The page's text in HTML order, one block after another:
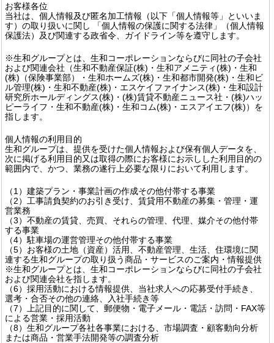
お客様各位
当社は、個人情報及び匿名加工情報（以下「個人情報等」といいま
す）の取り扱いに関し 「個人情報の保護に関する法律」（個人情報
保護法）及び関連する政省令、ガイドライン等を遵守します。
※生和グループとは、生和コーポレーションならびに同社の子会社
および関連会社（生和不動産保証(株)・生和アメニティ(株)・生和
(株)（保険事業部）・生和ホームズ(株)・生和都市開発(株)・生和ビ
ル管理(株)・生和不動産(株)・エスケイファイナンス(株)・生和設計
研究所ホールディングス(株)・(株)賃貸不動産ニュース社・(株)ハッ
ピーライフ・生和不動産(株)・生和コム(株)・エスアイエフ(株)）を
指します。
個人情報の利用目的
生和グループは、提供を受けた個人情報および保有個人データを、
次に掲げる利用目的又は取得の際にお客様にお示しした利用目的の
範囲内で、かつ、業務の遂行上必要な限りにおいて利用します。
（1）建築プラン・事業計画の作成その他付帯する事業
（2）工事請負契約のお引き受け、賃貸用不動産の募集・管理・運
営業務
（3）不動産の賃貸、売買、それらの管理、代理、媒介その他付帯
する事業
（4）駐車場の運営管理その他付帯する事業
（5）お客様の土地（資産）活用、不動産管理、生活、住環境に関
連する生和グループの取り扱う商品・サービスのご案内・情報提供
※生和グループとは、生和コーポレーションならびに同社の子会社
および関連会社を指します。
（6）採用活動における情報提供、当社求人への応募受付手続き、
選考・合否その他の連絡、入社手続き等
（7）上記目的に関して、郵便物・電子メール・電話・訪問・FAX等
による営業・採用活動
（8）生和グループ各社各事業における、市場調査・顧客動向分析
または商品・営業手法開発等の調査分析